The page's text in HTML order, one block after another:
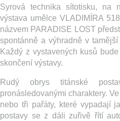
Syrová technika sítotisku, na
výstava umělce VLADIMÍRA
názvem PARADISE LOST
spontánně a výhradně v
Každý z vystavených kusů
skončení výstavy.
Rudý obrys titánské
pronásledovanými charaktery.
nebo tři pařáty, které vypadají
postavy se z dáli zuřivě řítí